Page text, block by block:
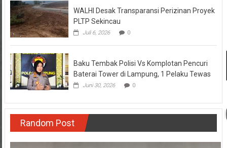
WALHI Desak Transparansi Perizinan Proyek
PLTP Sekincau
Juli 6, 2026 0
Baku Tembak Polisi Vs Komplotan Pencuri
Baterai Tower di Lampung, 1 Pelaku Tewas
Juni 30, 2026 0
Random Post